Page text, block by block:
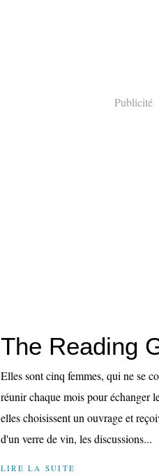
Publicité
The Reading
Elles sont cinq femmes, qui ne se
réunir chaque mois pour échanger
elles choisissent un ouvrage et
d'un verre de vin, les discussions...
LIRE LA SUITE